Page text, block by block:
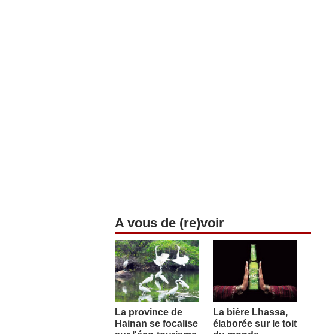
A vous de (re)voir
La province de
Hainan se focalise
La bière Lhassa,
élaborée sur le toit